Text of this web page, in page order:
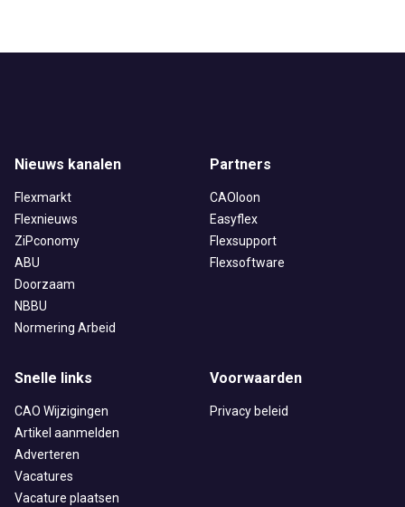
Nieuws kanalen
Flexmarkt
Flexnieuws
ZiPconomy
ABU
Doorzaam
NBBU
Normering Arbeid
Partners
CAOloon
Easyflex
Flexsupport
Flexsoftware
Snelle links
CAO Wijzigingen
Artikel aanmelden
Adverteren
Vacatures
Vacature plaatsen
Voorwaarden
Privacy beleid